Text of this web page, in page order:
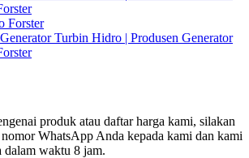
produk atau daftar harga kami, silakan
WhatsApp Anda kepada kami dan kami
dalam waktu 8 jam.